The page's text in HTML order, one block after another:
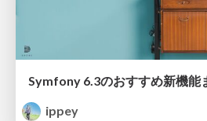
Symfony 6.3のおすすめ新機能
ippey